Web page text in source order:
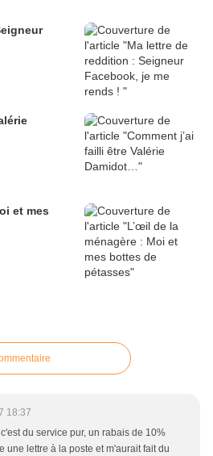
et mes
18:37
du service pur, un rabais de 10%
une lettre à la poste et m'aurait fait du